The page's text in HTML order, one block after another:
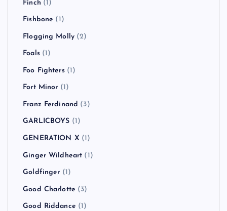
Finch (1)
Fishbone (1)
Flogging Molly (2)
Foals(1)
Foo Fighters(1)
Fort Minor (1)
Franz Ferdinand (3)
GARLICBOYS (1)
GENERATION X (1)
Ginger Wildheart (1)
Goldfinger (1)
Good Charlotte (3)
Good Riddance (1)